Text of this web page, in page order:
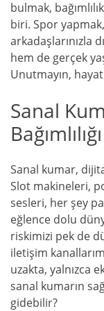
bulmak,
biri. Spor
arkadaşlarınızla
hem de gerçek
Unutmayın,
Sanal
Sanal kumar,
Slot makineleri,
sesleri, her şey
eğlence dolu
riskimizi pek de
iletişim
uzakta, yalnızca
sanal kumarın
gidebilir?